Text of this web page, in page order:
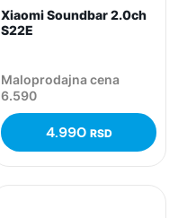
Xiaomi Soundbar 2.0ch
S22E
Maloprodajna cena
6.590
4.990 RSD